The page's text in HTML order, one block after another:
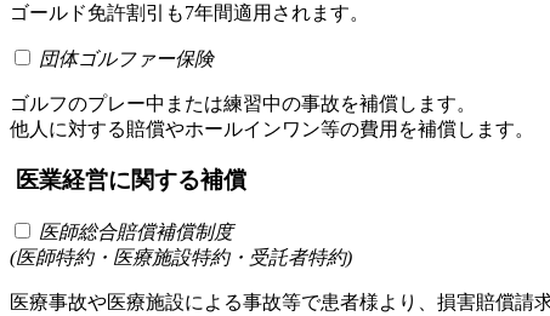
ゴールド免許割引も7年間適用されます。
団体ゴルファー保険
ゴルフのプレー中または練習中の事故を補償します。
他人に対する賠償やホールインワン等の費用を補償します。
医業経営に関する補償
医師総合賠償補償制度
(医師特約・医療施設特約・受託者特約)
医療事故や医療施設による事故等で患者様より、損害賠償請